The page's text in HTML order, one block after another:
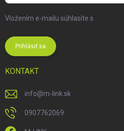
Vložením e-mailu súhlasíte s
Prihlásiť sa
KONTAKT
info@m-link.sk
0907762069